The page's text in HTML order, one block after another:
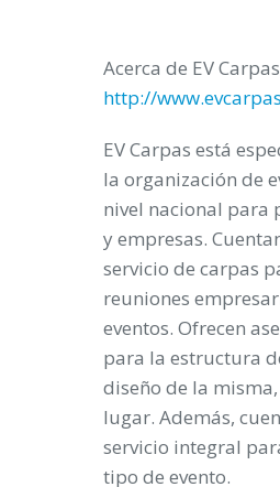
Acerca de EV
http://
EV Carpas está
la organización de
nivel nacional para
y empresas.
servicio de carpas
reuniones
eventos. Ofrecen
para la estructura
diseño de la
lugar. Además,
servicio integral
tipo de evento.